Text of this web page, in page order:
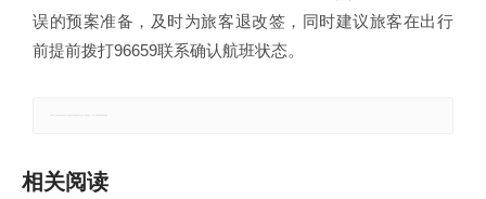
误的预案准备，及时为旅客退改签，同时建议旅客在出行
前提前拨打96659联系确认航班状态。
相关阅读